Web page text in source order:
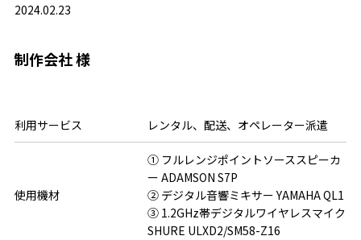
2024.02.23
制作会社 様
利用サービス レンタル、配送、オペレーター派遣
使用機材
① フルレンジポイントソーススピーカ
ー ADAMSON S7P
② デジタル音響ミキサー YAMAHA QL1
③ 1.2GHz帯デジタルワイヤレスマイク
SHURE ULXD2/SM58-Z16